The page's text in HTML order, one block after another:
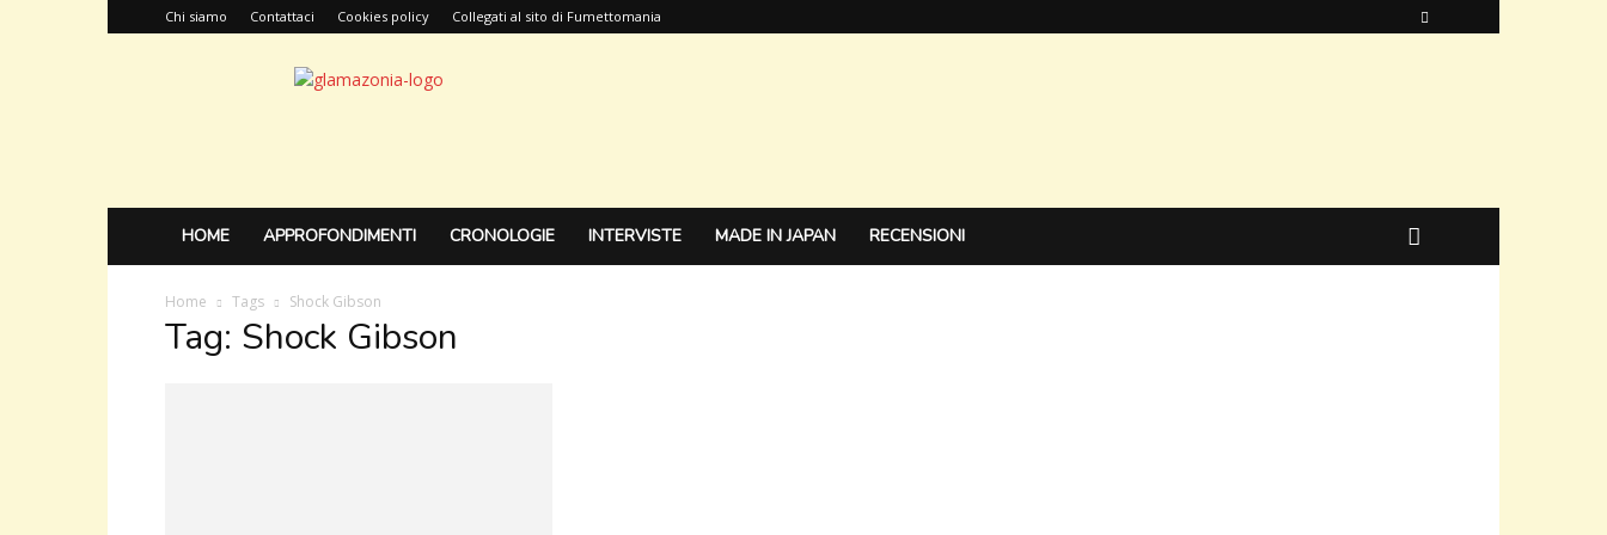
Chi siamo Contattaci Cookies policy Collegati al sito di Fumettomania
Glamazonia,
HOME APPROFONDIMENTI CRONOLOGIE INTERVISTE MADE IN JAPAN RECENSIONI
Home Tags Shock Gibson
Tag: Shock Gibson